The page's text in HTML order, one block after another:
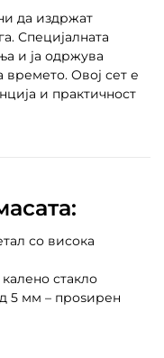
да издржат
Специјалната
и ја одржува
времето. Овој сет е
и практичност
со висока
стакло
5 мм – проѕирен